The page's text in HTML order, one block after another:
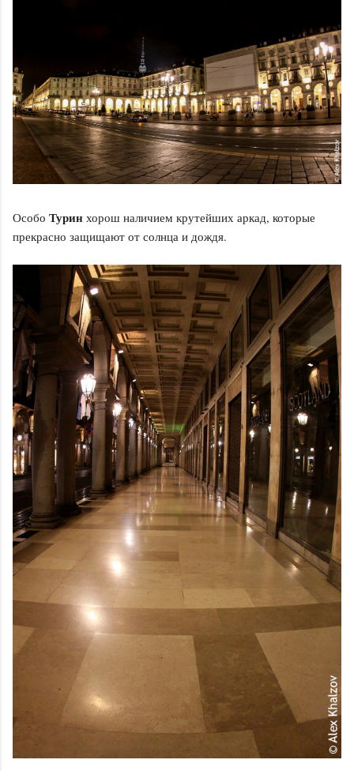
Особо Турин хорош наличием крутейших аркад, которые
прекрасно защищают от солнца и дождя.